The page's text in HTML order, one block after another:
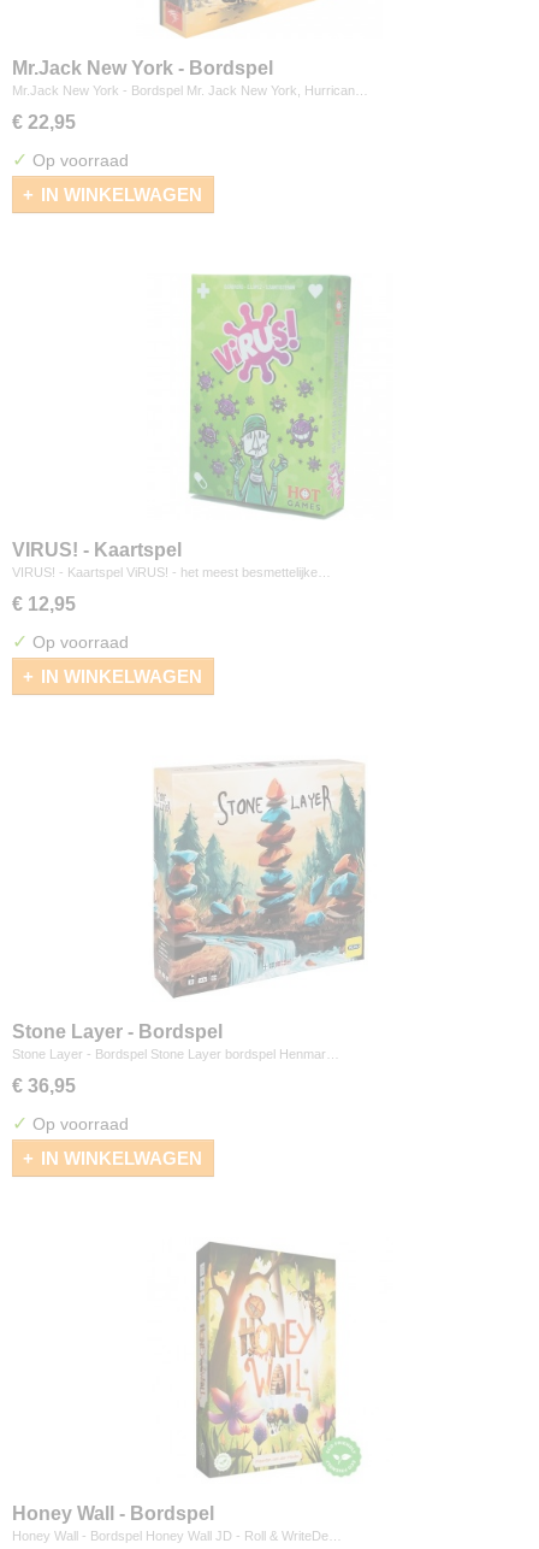
Mr.Jack New York - Bordspel
Mr.Jack New York - Bordspel Mr. Jack New York, Hurrican…
€ 22,95
✓ Op voorraad
IN WINKELWAGEN
VIRUS! - Kaartspel
VIRUS! - Kaartspel ViRUS! - het meest besmettelijke…
€ 12,95
✓ Op voorraad
IN WINKELWAGEN
Stone Layer - Bordspel
Stone Layer - Bordspel Stone Layer bordspel Henmar…
€ 36,95
✓ Op voorraad
IN WINKELWAGEN
Honey Wall - Bordspel
Honey Wall - Bordspel Honey Wall JD - Roll & WriteDe…